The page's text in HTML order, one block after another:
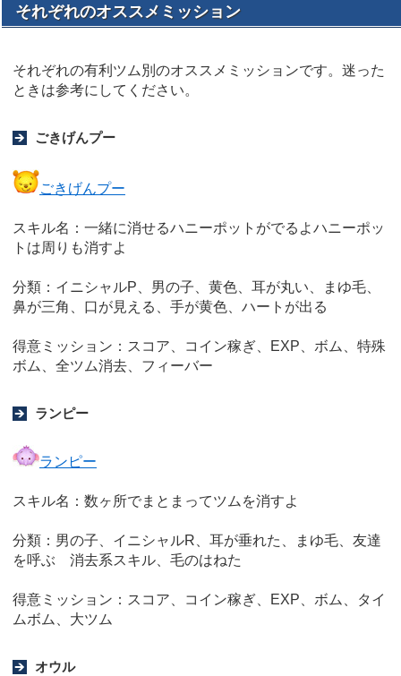
それぞれのオススメミッション
それぞれの有利ツム別のオススメミッションです。迷った
ときは参考にしてください。
ごきげんプー
ごきげんプー
スキル名：一緒に消せるハニーポットがでるよハニーポッ
トは周りも消すよ
分類：イニシャルP、男の子、黄色、耳が丸い、まゆ毛、
鼻が三角、口が見える、手が黄色、ハートが出る
得意ミッション：スコア、コイン稼ぎ、EXP、ボム、特殊
ボム、全ツム消去、フィーバー
ランピー
ランピー
スキル名：数ヶ所でまとまってツムを消すよ
分類：男の子、イニシャルR、耳が垂れた、まゆ毛、友達
を呼ぶ 消去系スキル、毛のはねた
得意ミッション：スコア、コイン稼ぎ、EXP、ボム、タイ
ムボム、大ツム
オウル